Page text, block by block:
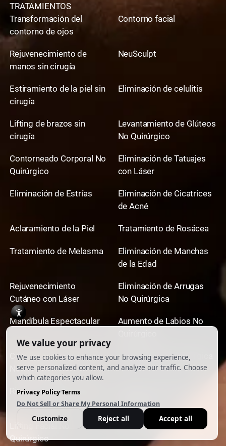
TRATAMIENTOS
Transformación del
contorno de ojos
Contorno facial
Rejuvenecimiento de
manos sin cirugía
NeuSculpt
Estiramiento de la piel sin
cirugía
Eliminación de celulitis
Lifting de brazos sin
cirugía
Levantamiento de Glúteos
No Quirúrgico
Contorneado Corporal No
Quirúrgico
Eliminación de Tatuajes
con Láser
Eliminación de Estrías
Eliminación de Cicatrices
de Acné
Aclaramiento de la Piel Tratamiento de Rosácea
Tratamiento de Melasma
Eliminación de Manchas
de la Edad
Rejuvenecimiento
Cutáneo con Láser
Eliminación de Arrugas
No Quirúrgica
Mandíbula Espectacular
Aumento de Labios No
Contorneado de Mentón
No Quirúrgico
Rinoplastia No Quirúrgica
Rinoplastia No Quirúrgica
Quirúrgico
Quirúrgico
Eliminación de Ojeras